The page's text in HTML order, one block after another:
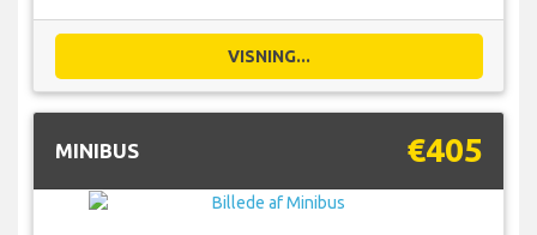
VISNING...
MINIBUS €405